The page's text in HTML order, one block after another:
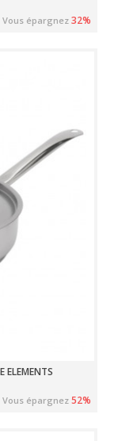
Vous épargnez32%
ELEMENTS
Vous épargnez52%